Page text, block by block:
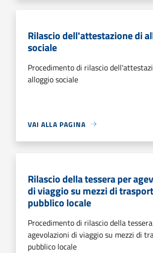
Rilascio dell'attestazione di
sociale
Procedimento di rilascio
alloggio sociale
VAI ALLA PAGINA
Rilascio della tessera per
di viaggio su mezzi di
pubblico locale
Procedimento di rilascio della
agevolazioni di viaggio su mezzi di
pubblico locale